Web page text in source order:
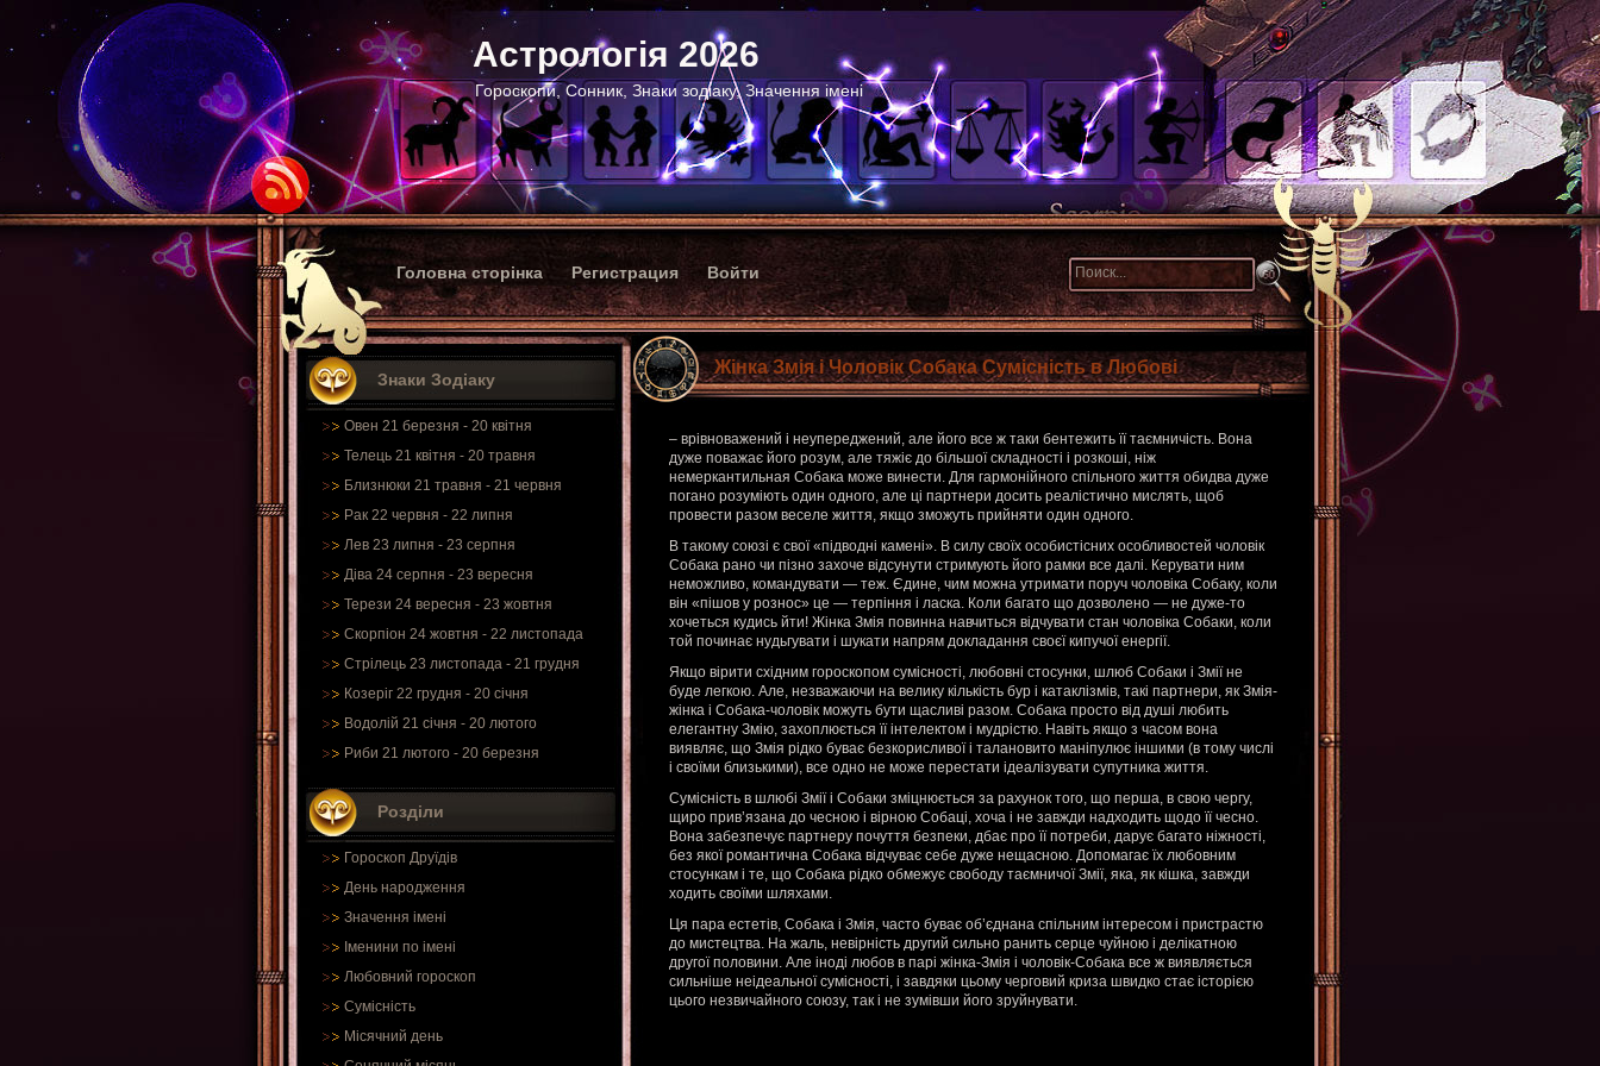
Астрологія 2026
Гороскопи, Сонник, Знаки зодіаку, Значення імені
Головна сторінка Регистрация Войти
Знаки Зодіаку
Овен 21 березня - 20 квітня
Телець 21 квітня - 20 травня
Близнюки 21 травня - 21 червня
Рак 22 червня - 22 липня
Лев 23 липня - 23 серпня
Діва 24 серпня - 23 вересня
Терези 24 вересня - 23 жовтня
Скорпіон 24 жовтня - 22 листопада
Стрілець 23 листопада - 21 грудня
Козеріг 22 грудня - 20 січня
Водолій 21 січня - 20 лютого
Риби 21 лютого - 20 березня
Розділи
Гороскоп Друїдів
День народження
Значення імені
Іменини по імені
Любовний гороскоп
Сумісність
Місячний день
Жінка Змія і Чоловік Собака Сумісність в Любові
– врівноважений і неупереджений, але його все ж таки бентежить її таємничість. Вона
дуже поважає його розум, але тяжіє до більшої складності і розкоші, ніж
немеркантильная Собака може винести. Для гармонійного спільного життя обидва дуже
погано розуміють один одного, але ці партнери досить реалістично мислять, щоб
провести разом веселе життя, якщо зможуть прийняти один одного.
В такому союзі є свої «підводні камені». В силу своїх особистісних особливостей чоловік
Собака рано чи пізно захоче відсунути стримують його рамки все далі. Керувати ним
неможливо, командувати — теж. Єдине, чим можна утримати поруч чоловіка Собаку, коли
він «пішов у рознос» це — терпіння і ласка. Коли багато що дозволено — не дуже-то
хочеться кудись йти! Жінка Змія повинна навчиться відчувати стан чоловіка Собаки, коли
той починає нудьгувати і шукати напрям докладання своєї кипучої енергії.
Якщо вірити східним гороскопом сумісності, любовні стосунки, шлюб Собаки і Змії не
буде легкою. Але, незважаючи на велику кількість бур і катаклізмів, такі партнери, як Змія-
жінка і Собака-чоловік можуть бути щасливі разом. Собака просто від душі любить
елегантну Змію, захоплюється її інтелектом і мудрістю. Навіть якщо з часом вона
виявляє, що Змія рідко буває безкорисливої і талановито маніпулює іншими (в тому числі
і своїми близькими), все одно не може перестати ідеалізувати супутника життя.
Сумісність в шлюбі Змії і Собаки зміцнюється за рахунок того, що перша, в свою чергу,
щиро прив’язана до чесною і вірною Собаці, хоча і не завжди надходить щодо її чесно.
Вона забезпечує партнеру почуття безпеки, дбає про її потреби, дарує багато ніжності,
без якої романтична Собака відчуває себе дуже нещасною. Допомагає їх любовним
стосункам і те, що Собака рідко обмежує свободу таємничої Змії, яка, як кішка, завжди
ходить своїми шляхами.
Ця пара естетів, Собака і Змія, часто буває об’єднана спільним інтересом і пристрастю
до мистецтва. На жаль, невірність другий сильно ранить серце чуйною і делікатною
другої половини. Але іноді любов в парі жінка-Змія і чоловік-Собака все ж виявляється
сильніше неідеальної сумісності, і завдяки цьому черговий криза швидко стає історією
цього незвичайного союзу, так і не зумівши його зруйнувати.